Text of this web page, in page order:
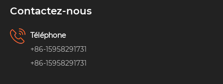
Contactez-nous
Téléphone
+86-15958291731
+86-15958291731